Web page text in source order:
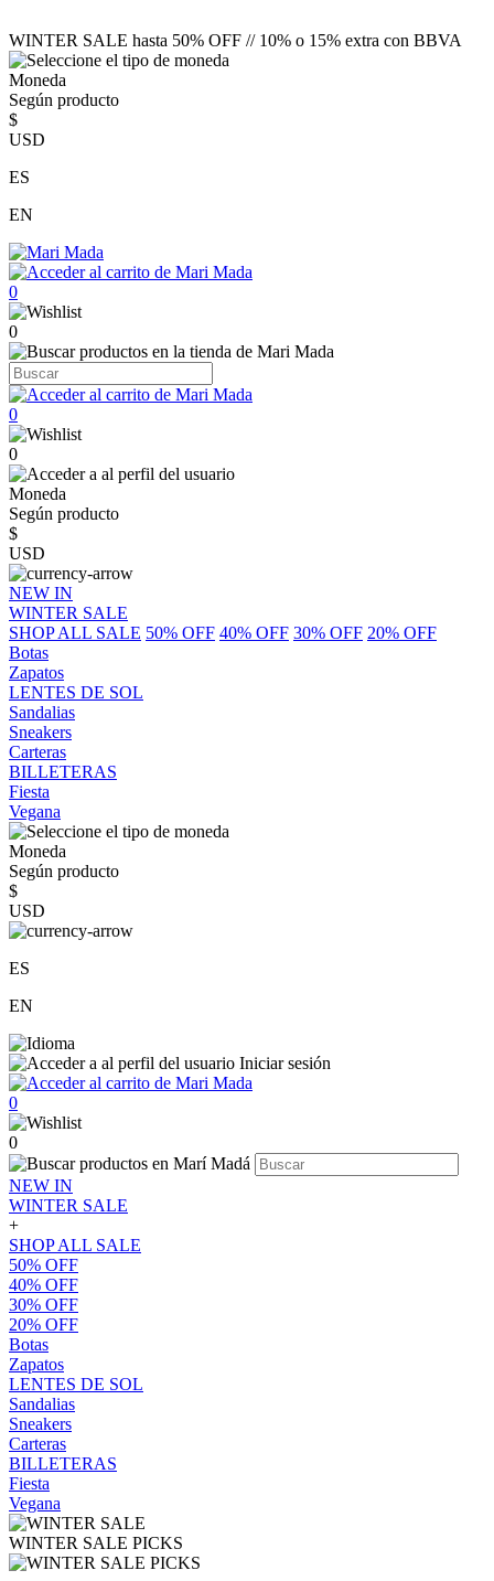
WINTER SALE hasta 50% OFF // 10% o 15% extra con BBVA
Moneda
Según producto
$
USD
ES
EN
0
0
0
0
Moneda
Según producto
$
USD
NEW IN
WINTER SALE
SHOP ALL SALE 50% OFF 40% OFF 30% OFF 20% OFF
Botas
Zapatos
LENTES DE SOL
Sandalias
Sneakers
Carteras
BILLETERAS
Fiesta
Vegana
Moneda
Según producto
$
USD
ES
EN
Iniciar sesión
0
0
NEW IN
WINTER SALE
+
SHOP ALL SALE
50% OFF
40% OFF
30% OFF
20% OFF
Botas
Zapatos
LENTES DE SOL
Sandalias
Sneakers
Carteras
BILLETERAS
Fiesta
Vegana
WINTER SALE PICKS